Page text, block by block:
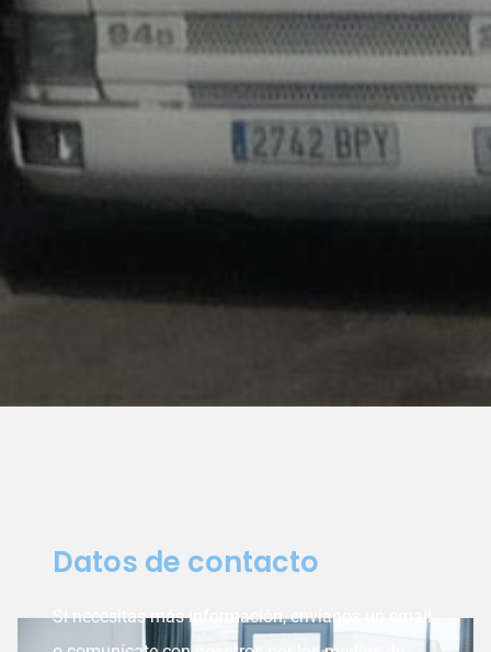
Datos de contacto
Si necesitas más información, envíanos un email